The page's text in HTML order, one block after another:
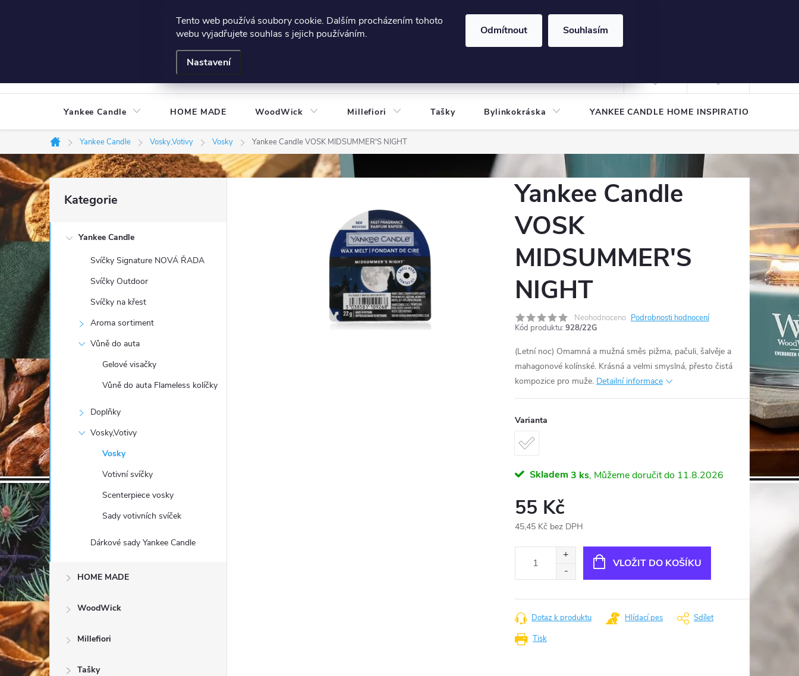
Tento web používá soubory cookie. Dalším procházením tohoto
webu vyjadřujete souhlas s jejich používáním.
Nastavení
Odmítnout Souhlasím
606124443
Podmínky e-shopu Podmínky ochrany osobních údajů
Yankee Candle HOME MADE WoodWick Millefiori Tašky Bylinkokráska YANKEE CANDLE HOME INSPIRATION
Domů
Yankee Candle Vosky,Votivy Vosky Yankee Candle VOSK MIDSUMMER'S NIGHT
P
o
s
r
a
n
n
í
p
a
n
e
l
kategorie
Kategorie
Yankee Candle
Svíčky Signature NOVÁ ŘADA
Svíčky Outdoor
Svíčky na křest
Aroma sortiment
Vůně do auta
Gelové visačky
Vůně do auta Flameless kolíčky
Doplňky
Vosky,Votivy
Vosky
Votivní svíčky
Scenterpiece vosky
Sady votivních svíček
Dárkové sady Yankee Candle
HOME MADE
WoodWick
Millefiori
Tašky
Yankee Candle
VOSK
MIDSUMMER'S
NIGHT
Neohodnoceno Podrobnosti hodnocení
Kód produktu: 928/22G
(Letní noc) Omamná a mužná směs pižma, pačuli, šalvěje a
mahagonové kolínské. Krásná a velmi smyslná, přesto čistá
kompozice pro muže. Detailní informace
Varianta
Skladem 3 ks 11.8.2026
55 Kč
45,45 Kč bez DPH
VLOŽIT DO KOŠÍKU
Tisk
Dotaz k produktu Hlídací pes Sdílet